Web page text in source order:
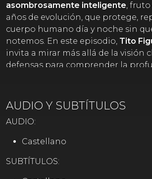
asombrosamente inteligente,
años de evolución, que protege,
cuerpo humano día y noche sin
notemos. En este episodio, Tito
invita a mirar más allá de la visión
defensas para comprender la
—lainmunidad innata y laadaptativa
descubriremos el papel de las
entenderemos cómo aliados
microbioma intestinal
AUDIO Y SUBTÍTULOS
AUDIO:
Castellano
SUBTÍTULOS: